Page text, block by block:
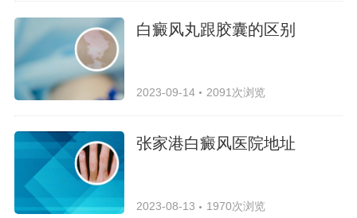
白癜风丸跟胶囊的区别
2023-09-14 2091次浏览
张家港白癜风医院地址
2023-08-13 1970次浏览